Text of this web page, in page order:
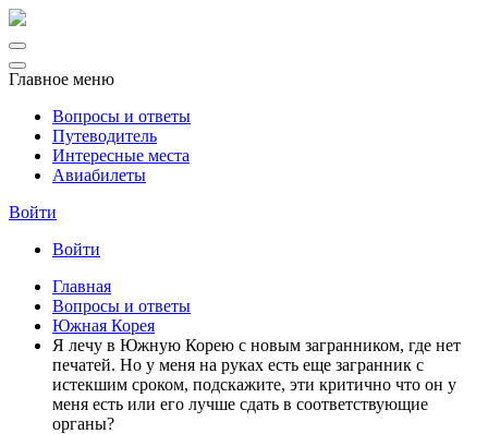
Главное меню
Вопросы и ответы
Путеводитель
Интересные места
Авиабилеты
Войти
Войти
Главная
Вопросы и ответы
Южная Корея
Я лечу в Южную Корею с новым загранником, где нет
печатей. Но у меня на руках есть еще загранник с
истекшим сроком, подскажите, эти критично что он у
меня есть или его лучше сдать в соответствующие
органы?